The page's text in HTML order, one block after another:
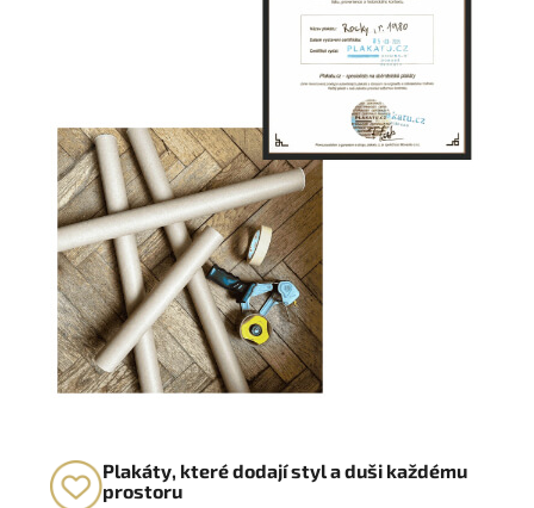
Plakáty, které dodají styl a duši každému
prostoru